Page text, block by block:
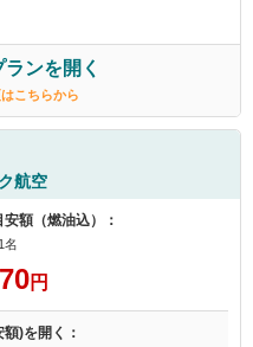
ンを開く
こちらから
航空
額（燃油込）：
名
円
)を開く：